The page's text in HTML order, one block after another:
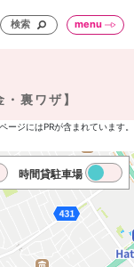
検索 menu
裏ワザ】
ージにはPRが含まれています。
時間貸駐車場